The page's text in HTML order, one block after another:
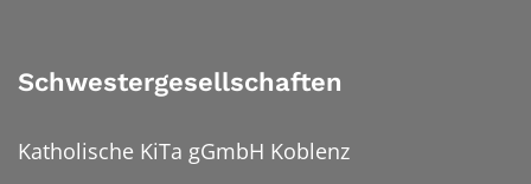
Schwestergesellschaften
Katholische KiTa gGmbH Koblenz